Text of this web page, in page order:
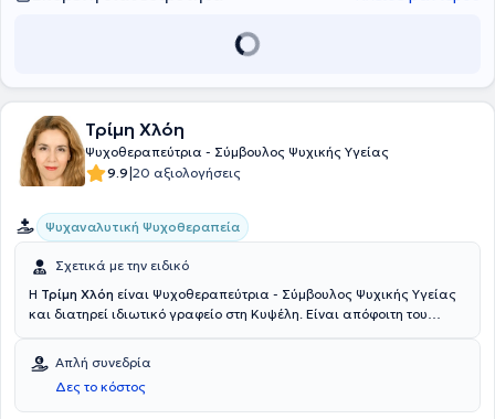
Τρίμη Χλόη
Ψυχοθεραπεύτρια - Σύμβουλος Ψυχικής Υγείας
9.9|20 αξιολογήσεις
Ψυχαναλυτική Ψυχοθεραπεία
Σχετικά με την ειδικό
Η Τρίμη Χλόη είναι Ψυχοθεραπεύτρια - Σύμβουλος Ψυχικής Υγείας
και διατηρεί ιδιωτικό γραφείο στη Κυψέλη. Είναι απόφοιτη του
Πανεπιστημίου Θεσσαλονίκης και εκπαιδεύτηκε ως
Ψυχοθεραπεύτρια - Ομαδική Αναλύτρια στο Ελληνικό Δίκτυο
Ομαδικών Αναλυτών. Εργάστηκε ως Ψυχοθεραπεύτρια -
Συντονίστρια Ομάδας στην Εταιρεία Κοινωνικής Ψυχιατρικής, ως
Απλή συνεδρία
Δες το κόστος